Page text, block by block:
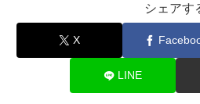
シェアす
X
LINE